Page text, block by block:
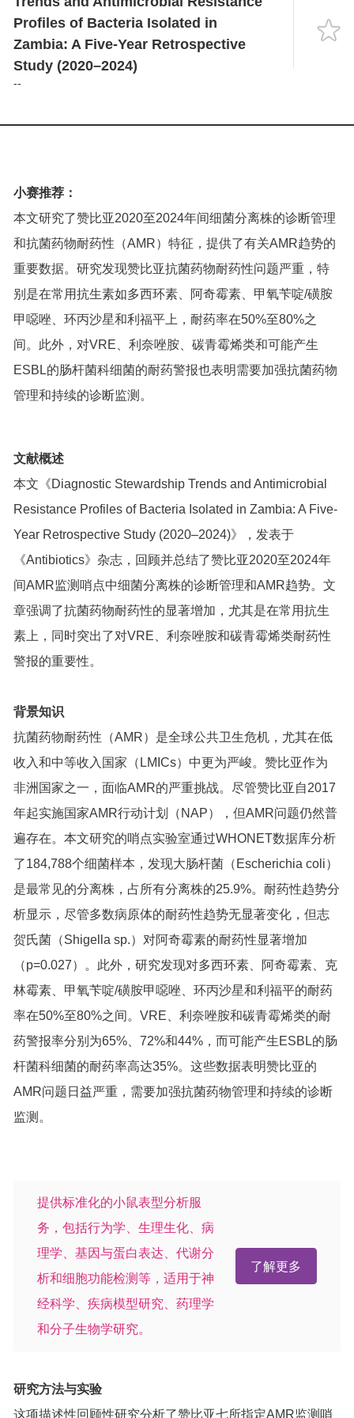
Profiles of Bacteria Isolated in
Zambia: A Five-Year Retrospective
Study (2020–2024)
--
小赛推荐：
本文研究了赞比亚2020至2024年间细菌分离株的诊断管理
和抗菌药物耐药性（AMR）特征，提供了有关AMR趋势的
重要数据。研究发现赞比亚抗菌药物耐药性问题严重，特
别是在常用抗生素如多西环素、阿奇霉素、甲氧苄啶/磺胺
甲噁唑、环丙沙星和利福平上，耐药率在50%至80%之
间。此外，对VRE、利奈唑胺、碳青霉烯类和可能产生
ESBL的肠杆菌科细菌的耐药警报也表明需要加强抗菌药物
管理和持续的诊断监测。
文献概述
本文《Diagnostic Stewardship Trends and Antimicrobial
Resistance Profiles of Bacteria Isolated in Zambia: A Five-
Year Retrospective Study (2020–2024)》，发表于
《Antibiotics》杂志，回顾并总结了赞比亚2020至2024年
间AMR监测哨点中细菌分离株的诊断管理和AMR趋势。文
章强调了抗菌药物耐药性的显著增加，尤其是在常用抗生
素上，同时突出了对VRE、利奈唑胺和碳青霉烯类耐药性
警报的重要性。
背景知识
抗菌药物耐药性（AMR）是全球公共卫生危机，尤其在低
收入和中等收入国家（LMICs）中更为严峻。赞比亚作为
非洲国家之一，面临AMR的严重挑战。尽管赞比亚自2017
年起实施国家AMR行动计划（NAP），但AMR问题仍然普
遍存在。本文研究的哨点实验室通过WHONET数据库分析
了184,788个细菌样本，发现大肠杆菌（Escherichia coli）
是最常见的分离株，占所有分离株的25.9%。耐药性趋势分
析显示，尽管多数病原体的耐药性趋势无显著变化，但志
贺氏菌（Shigella sp.）对阿奇霉素的耐药性显著增加
（p=0.027）。此外，研究发现对多西环素、阿奇霉素、克
林霉素、甲氧苄啶/磺胺甲噁唑、环丙沙星和利福平的耐药
率在50%至80%之间。VRE、利奈唑胺和碳青霉烯类的耐
药警报率分别为65%、72%和44%，而可能产生ESBL的肠
杆菌科细菌的耐药率高达35%。这些数据表明赞比亚的
AMR问题日益严重，需要加强抗菌药物管理和持续的诊断
监测。
提供标准化的小鼠表型分析服
务，包括行为学、生理生化、病
理学、基因与蛋白表达、代谢分
析和细胞功能检测等，适用于神
经科学、疾病模型研究、药理学
和分子生物学研究。
了解更多
研究方法与实验
这项描述性回顾性研究分析了赞比亚七所指定AMR监测哨